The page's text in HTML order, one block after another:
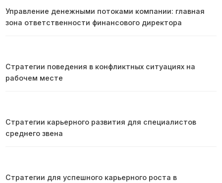
Управление денежными потоками компании: главная
зона ответственности финансового директора
Стратегии поведения в конфликтных ситуациях на
рабочем месте
Стратегии карьерного развития для специалистов
среднего звена
Стратегии для успешного карьерного роста в